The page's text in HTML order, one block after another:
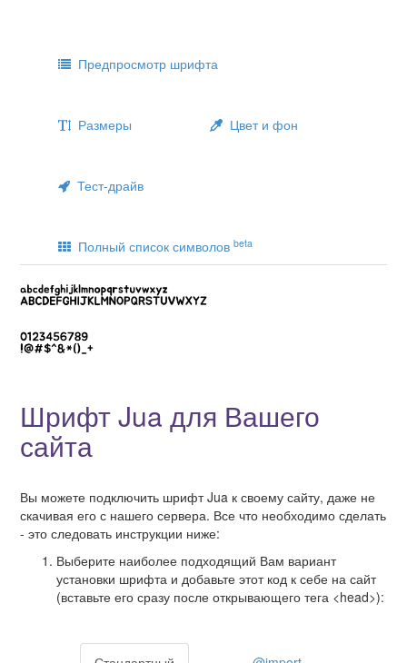
Предпросмотр шрифта
Размеры Цвет и фон
Тест-драйв
Полный список символов beta
Шрифт Jua для Вашего
сайта
Вы можете подключить шрифт Jua к своему сайту, даже не
скачивая его с нашего сервера. Все что необходимо сделать
- это следовать инструкции ниже:
Выберите наиболее подходящий Вам вариант
установки шрифта и добавьте этот код к себе на сайт
(вставьте его сразу после открывающего тега <head>):